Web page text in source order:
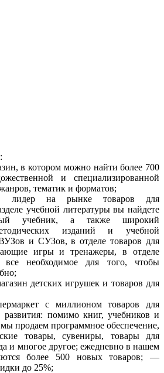
в котором можно найти более 700
и специализированной
тематик и форматов;
лидер на рынке товаров для
учебной литературы вы найдете
учебник, а также широкий
изданий и учебной
и СУЗов, в отделе товаров для
игры и тренажеры, в отделе
необходимое для того, чтобы
детских игрушек и товаров для
с миллионом товаров для
развития: помимо книг, учебников и
продаем программное обеспечение,
товары, сувениры, товары для
и многое другое; ежедневно в нашем
более 500 новых товаров; —
до 25%;